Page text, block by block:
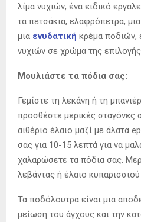
λίμα νυχιών, ένα ειδικό
τα πετσάκια, ελαφρόπετρα,
μια ενυδατική κρέμα ποδιών,
νυχιών σε χρώμα της
Μουλιάστε τα πόδια σας:
Γεμίστε τη λεκάνη ή τη
προσθέστε μερικές σταγόνες
αιθέριο έλαιο μαζί με άλατα
σας για 10-15 λεπτά για να
χαλαρώσετε τα πόδια σας.
λεβάντας ή έλαιο
Τα ποδόλουτρα είναι μια
μείωση του άγχους και την